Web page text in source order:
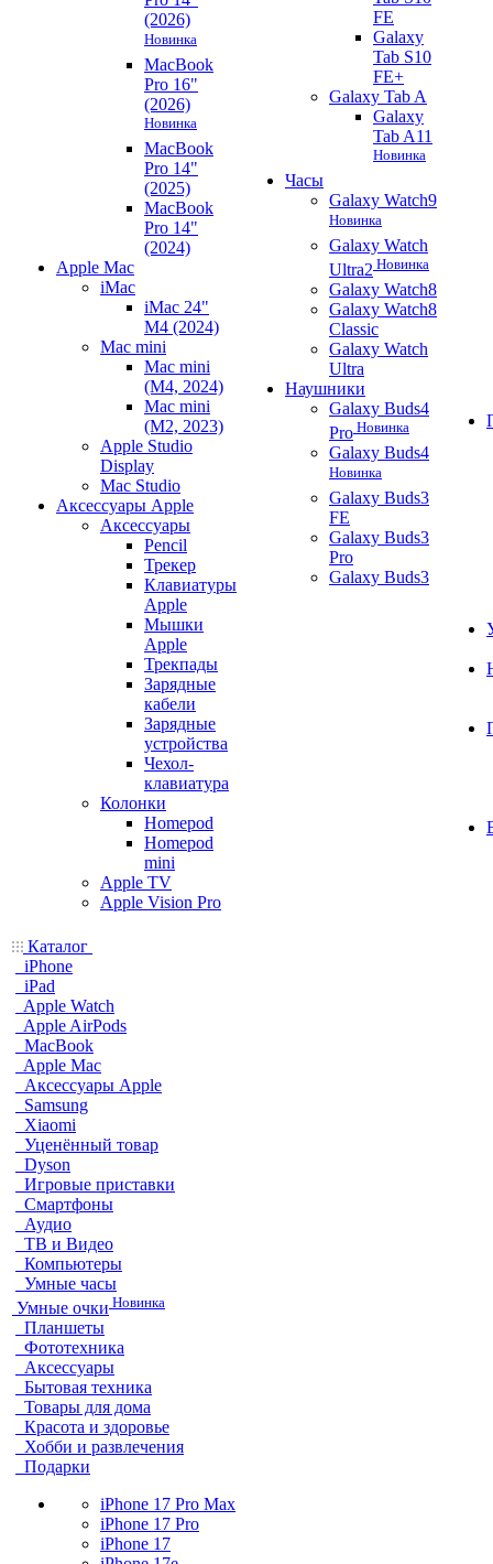
(2026)
Новинка
MacBook
Pro 16"
(2026)
Новинка
MacBook
Pro 14"
(2025)
MacBook
Pro 14"
(2024)
Apple Mac
iMac
iMac 24"
M4 (2024)
Mac mini
Mac mini
(M4, 2024)
Mac mini
(M2, 2023)
Apple Studio
Display
Mac Studio
Аксессуары Apple
Аксессуары
Pencil
Трекер
Клавиатуры
Apple
Мышки
Apple
Трекпады
Зарядные
кабели
Зарядные
устройства
Чехол-
клавиатура
Колонки
Homepod
Homepod
mini
Apple TV
Apple Vision Pro
FE
Galaxy
Tab S10
FE+
Galaxy Tab A
Galaxy
Tab A11
Новинка
Часы
Galaxy Watch9
Новинка
Galaxy Watch
Ultra2 Новинка
Galaxy Watch8
Galaxy Watch8
Classic
Galaxy Watch
Ultra
Наушники
Galaxy Buds4
Pro Новинка
Galaxy Buds4
Новинка
Galaxy Buds3
FE
Galaxy Buds3
Pro
Galaxy Buds3
Каталог
iPhone
iPad
Apple Watch
Apple AirPods
MacBook
Apple Mac
Аксессуары Apple
Samsung
Xiaomi
Уценённый товар
Dyson
Игровые приставки
Смартфоны
Аудио
ТВ и Видео
Компьютеры
Умные часы
Умные очки Новинка
Планшеты
Фототехника
Аксессуары
Бытовая техника
Товары для дома
Красота и здоровье
Хобби и развлечения
Подарки
iPhone 17 Pro Max
iPhone 17 Pro
iPhone 17